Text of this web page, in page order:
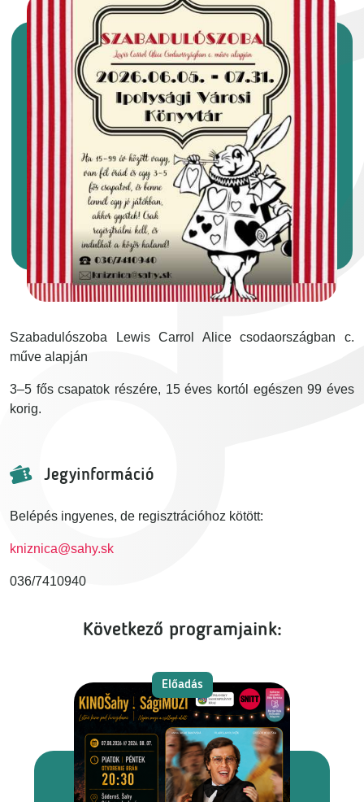
Szabadulószoba Lewis Carrol Alice csodaországban c.
műve alapján
3–5 fős csapatok részére, 15 éves kortól egészen 99 éves
korig.
Jegyinformáció
Belépés ingyenes, de regisztrációhoz kötött:
kniznica@sahy.sk
036/7410940
Következő programjaink:
Előadás